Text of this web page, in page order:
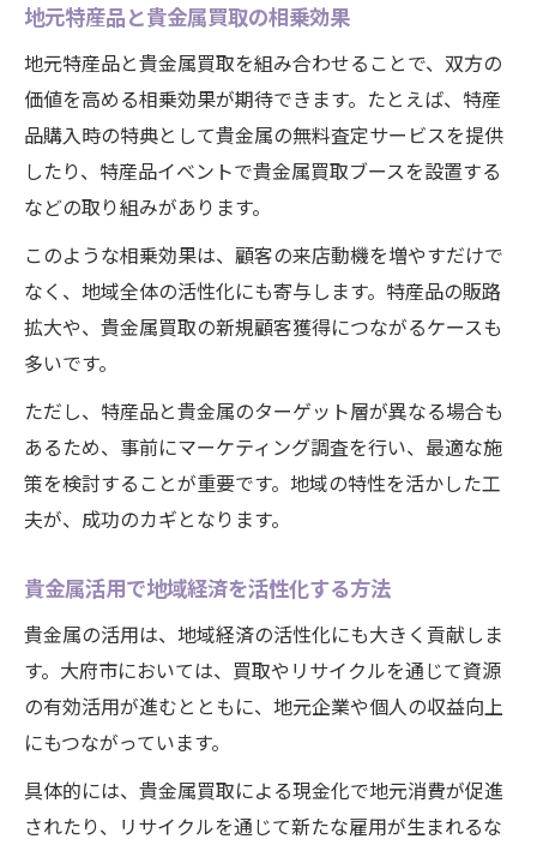
地元特産品と貴金属買取の相乗効果
地元特産品と貴金属買取を組み合わせることで、双方の
価値を高める相乗効果が期待できます。たとえば、特産
品購入時の特典として貴金属の無料査定サービスを提供
したり、特産品イベントで貴金属買取ブースを設置する
などの取り組みがあります。
このような相乗効果は、顧客の来店動機を増やすだけで
なく、地域全体の活性化にも寄与します。特産品の販路
拡大や、貴金属買取の新規顧客獲得につながるケースも
多いです。
ただし、特産品と貴金属のターゲット層が異なる場合も
あるため、事前にマーケティング調査を行い、最適な施
策を検討することが重要です。地域の特性を活かした工
夫が、成功のカギとなります。
貴金属活用で地域経済を活性化する方法
貴金属の活用は、地域経済の活性化にも大きく貢献しま
す。大府市においては、買取やリサイクルを通じて資源
の有効活用が進むとともに、地元企業や個人の収益向上
にもつながっています。
具体的には、貴金属買取による現金化で地元消費が促進
されたり、リサイクルを通じて新たな雇用が生まれるな